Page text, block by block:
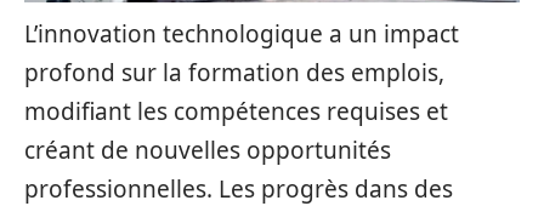
L’innovation technologique a un impact
profond sur la formation des emplois,
modifiant les compétences requises et
créant de nouvelles opportunités
professionnelles. Les progrès dans des